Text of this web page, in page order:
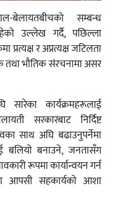
बेलायतबीचको सम्बन्ध
उल्लेख गर्दै, पछिल्ला
प्रत्यक्ष र अप्रत्यक्ष जटिलता
तथा भौतिक संरचनामा असर
कार्यक्रमहरूलाई
सरकारबाट निर्दिष्ट
साथ अघि बढाउनुपर्नेमा
बलियो बनाउने, जनतासँग
रूपमा कार्यान्वयन गर्न
आपसी सहकार्यकाे आशा